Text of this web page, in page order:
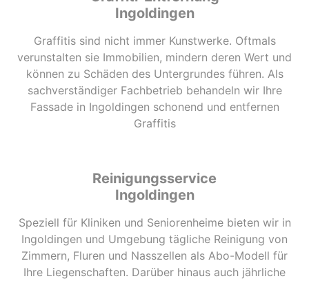
Ingoldingen
Graffitis sind nicht immer Kunstwerke. Oftmals
verunstalten sie Immobilien, mindern deren Wert und
können zu Schäden des Untergrundes führen. Als
sachverständiger Fachbetrieb behandeln wir Ihre
Fassade in Ingoldingen schonend und entfernen
Graffitis
Reinigungsservice
Ingoldingen
Speziell für Kliniken und Seniorenheime bieten wir in
Ingoldingen und Umgebung tägliche Reinigung von
Zimmern, Fluren und Nasszellen als Abo-Modell für
Ihre Liegenschaften. Darüber hinaus auch jährliche